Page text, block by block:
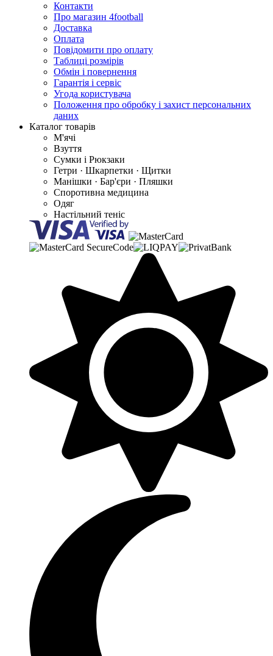
Контакти
Про магазин 4football
Доставка
Оплата
Повідомити про оплату
Таблиці розмірів
Обмін і повернення
Гарантія і сервіс
Угода користувача
Положення про обробку і захист персональних
даних
Каталог товарів
М'ячі
Взуття
Сумки і Рюкзаки
Гетри · Шкарпетки · Щитки
Манішки · Бар'єри · Пляшки
Споротивна медицина
Одяг
Настільний теніс